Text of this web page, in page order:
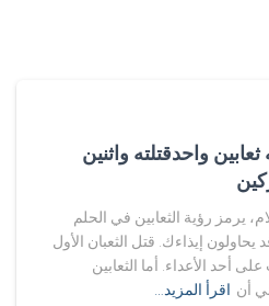
واحدقتلته واثنين
يرمز رؤية الثعابين في الحلم
يحاولون إيذاءك. قتل الثعبان الأول
أحد الأعداء. أما الثعابين
أن اقرأ المزيد…